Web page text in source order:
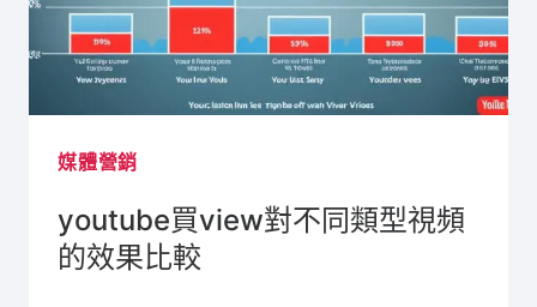
媒體營銷
youtube買view對不同類型視頻
的效果比較